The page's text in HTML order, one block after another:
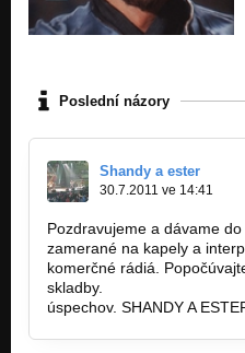
Poslední názory
Shandy a ester
30.7.2011 ve 14:41
Pozdravujeme a dávame
zamerané na kapely a
komerčné rádiá.
skladby.
úspechov. SHANDY A